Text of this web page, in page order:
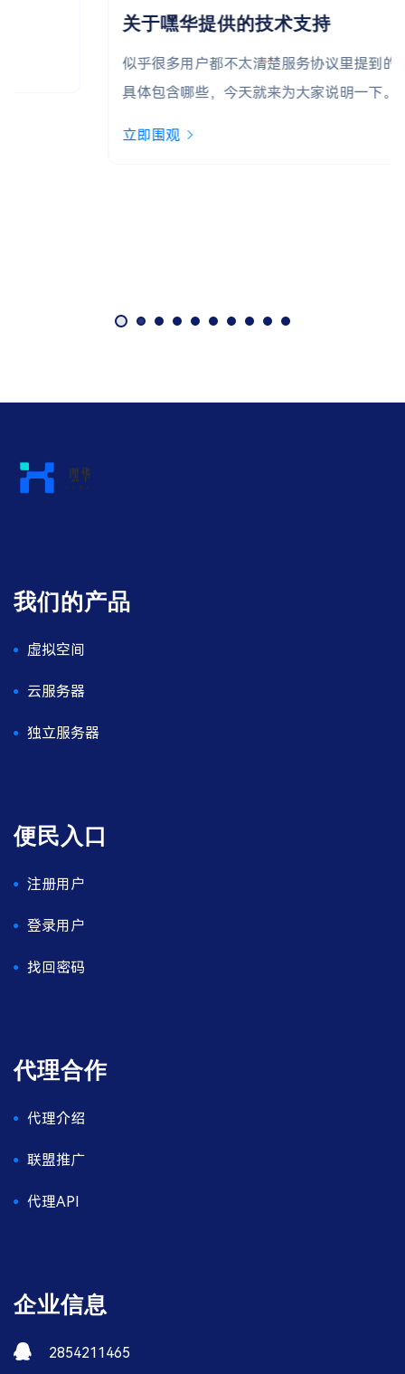
关于嘿华提供的技术支持
似乎很多用户都不太清楚服务协议里提到的“技术支持”
具体包含哪些，今天就来为大家说明一下。
我们的产品
虚拟空间
云服务器
独立服务器
便民入口
注册用户
登录用户
找回密码
代理合作
代理介绍
联盟推广
代理API
企业信息
2854211465